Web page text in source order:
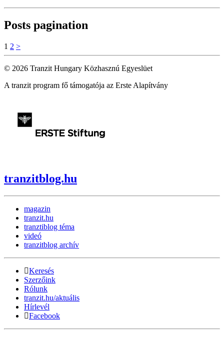
Posts pagination
1 2 >
© 2026 Tranzit Hungary Közhasznú Egyeslüet
A tranzit program fő támogatója az Erste Alapítvány
tranzitblog.hu
magazin
tranzit.hu
tranztiblog téma
videó
tranzitblog archív
Keresés
Szerzőink
Rólunk
tranzit.hu/aktuális
Hírlevél
Facebook